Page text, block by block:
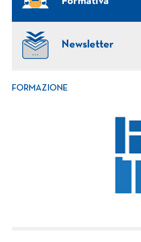
Newsletter
FORMAZIONE